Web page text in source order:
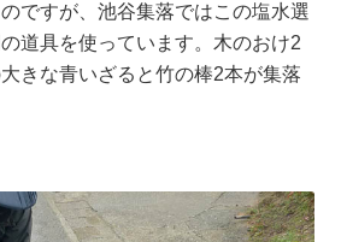
ですが、池谷集落ではこの塩水選
道具を使っています。木のおけ2
きな青いざると竹の棒2本が集落